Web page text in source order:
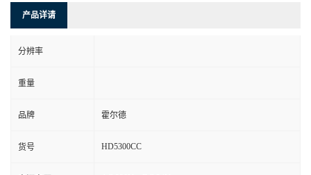
产品详请
分辨率
重量
品牌 霍尔德
货号 HD5300CC